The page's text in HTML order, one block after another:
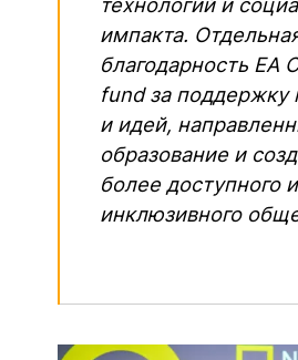
импакта.
благодарность EA
fund за поддержку
и идей,
образование и
более доступного и
инклюзивного